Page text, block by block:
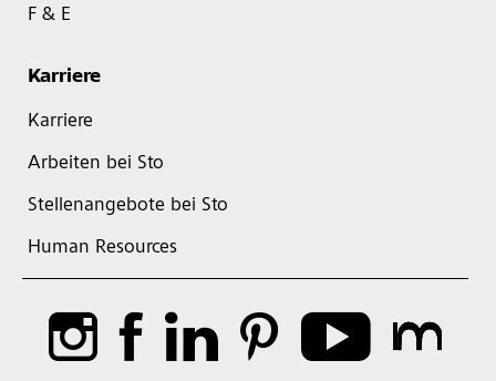
F & E
Karriere
Karriere
Arbeiten bei Sto
Stellenangebote bei Sto
Human Resources